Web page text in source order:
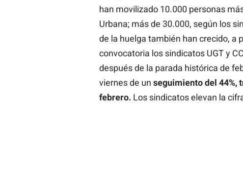
han movilizado 10.000 personas
Urbana; más de 30.000, según los
de la huelga también han crecido, a
convocatoria los sindicatos UGT y
después de la parada histórica de
viernes de un seguimiento del 44%,
febrero. Los sindicatos elevan la